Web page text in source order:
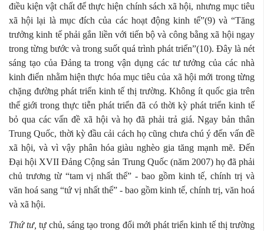
điều kiện vật chất để thực hiện chính sách xã hội, nhưng mục tiêu
xã hội lại là mục đích của các hoạt động kinh tế”(9) và “Tăng
trưởng kinh tế phải gắn liền với tiến bộ và công bằng xã hội ngay
trong từng bước và trong suốt quá trình phát triển”(10). Đây là nét
sáng tạo của Đảng ta trong vận dụng các tư tưởng của các nhà
kinh điển nhằm hiện thực hóa mục tiêu của xã hội mới trong từng
chặng đường phát triển kinh tế thị trường. Không ít quốc gia trên
thế giới trong thực tiễn phát triển đã có thời kỳ phát triển kinh tế
bỏ qua các vấn đề xã hội và họ đã phải trả giá. Ngay bản thân
Trung Quốc, thời kỳ đầu cải cách họ cũng chưa chú ý đến vấn đề
xã hội, và vì vậy phân hóa giàu nghèo gia tăng mạnh mẽ. Đến
Đại hội XVII Đảng Cộng sản Trung Quốc (năm 2007) họ đã phải
chủ trương từ “tam vị nhất thể” - bao gồm kinh tế, chính trị và
văn hoá sang “tứ vị nhất thể” - bao gồm kinh tế, chính trị, văn hoá
và xã hội.
Thứ tư, tự chủ, sáng tạo trong đổi mới phát triển kinh tế thị trường